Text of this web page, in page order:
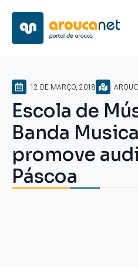
12 DE MARÇO, 2018
Escola de
Banda
promove
Páscoa